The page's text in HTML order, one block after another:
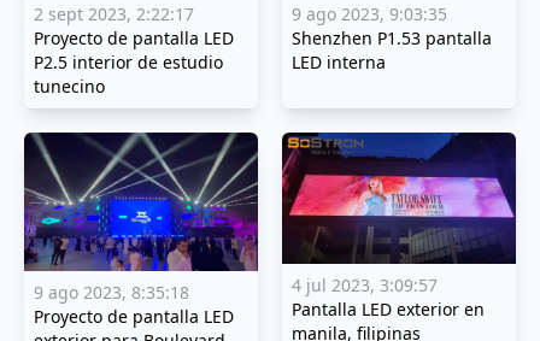
2 sept 2023, 2:22:17
Proyecto de pantalla LED
P2.5 interior de estudio
tunecino
9 ago 2023, 9:03:35
Shenzhen P1.53 pantalla
LED interna
9 ago 2023, 8:35:18
Proyecto de pantalla LED
4 jul 2023, 3:09:57
Pantalla LED exterior en
manila, filipinas